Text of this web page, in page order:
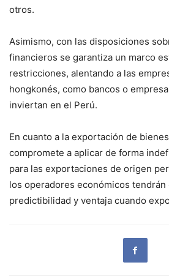
otros.
Asimismo, con las disposiciones
financieros se garantiza un marco
restricciones, alentando a las
hongkonés, como bancos o
inviertan en el Perú.
En cuanto a la exportación de
compromete a aplicar de forma
para las exportaciones de origen
los operadores económicos tendrán
predictibilidad y ventaja cuando